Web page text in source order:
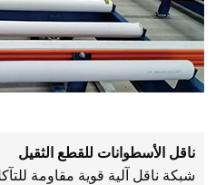
ناقل الأسطوانات للقطع الثقيل
شبكة ناقل آلية قوية مقاومة